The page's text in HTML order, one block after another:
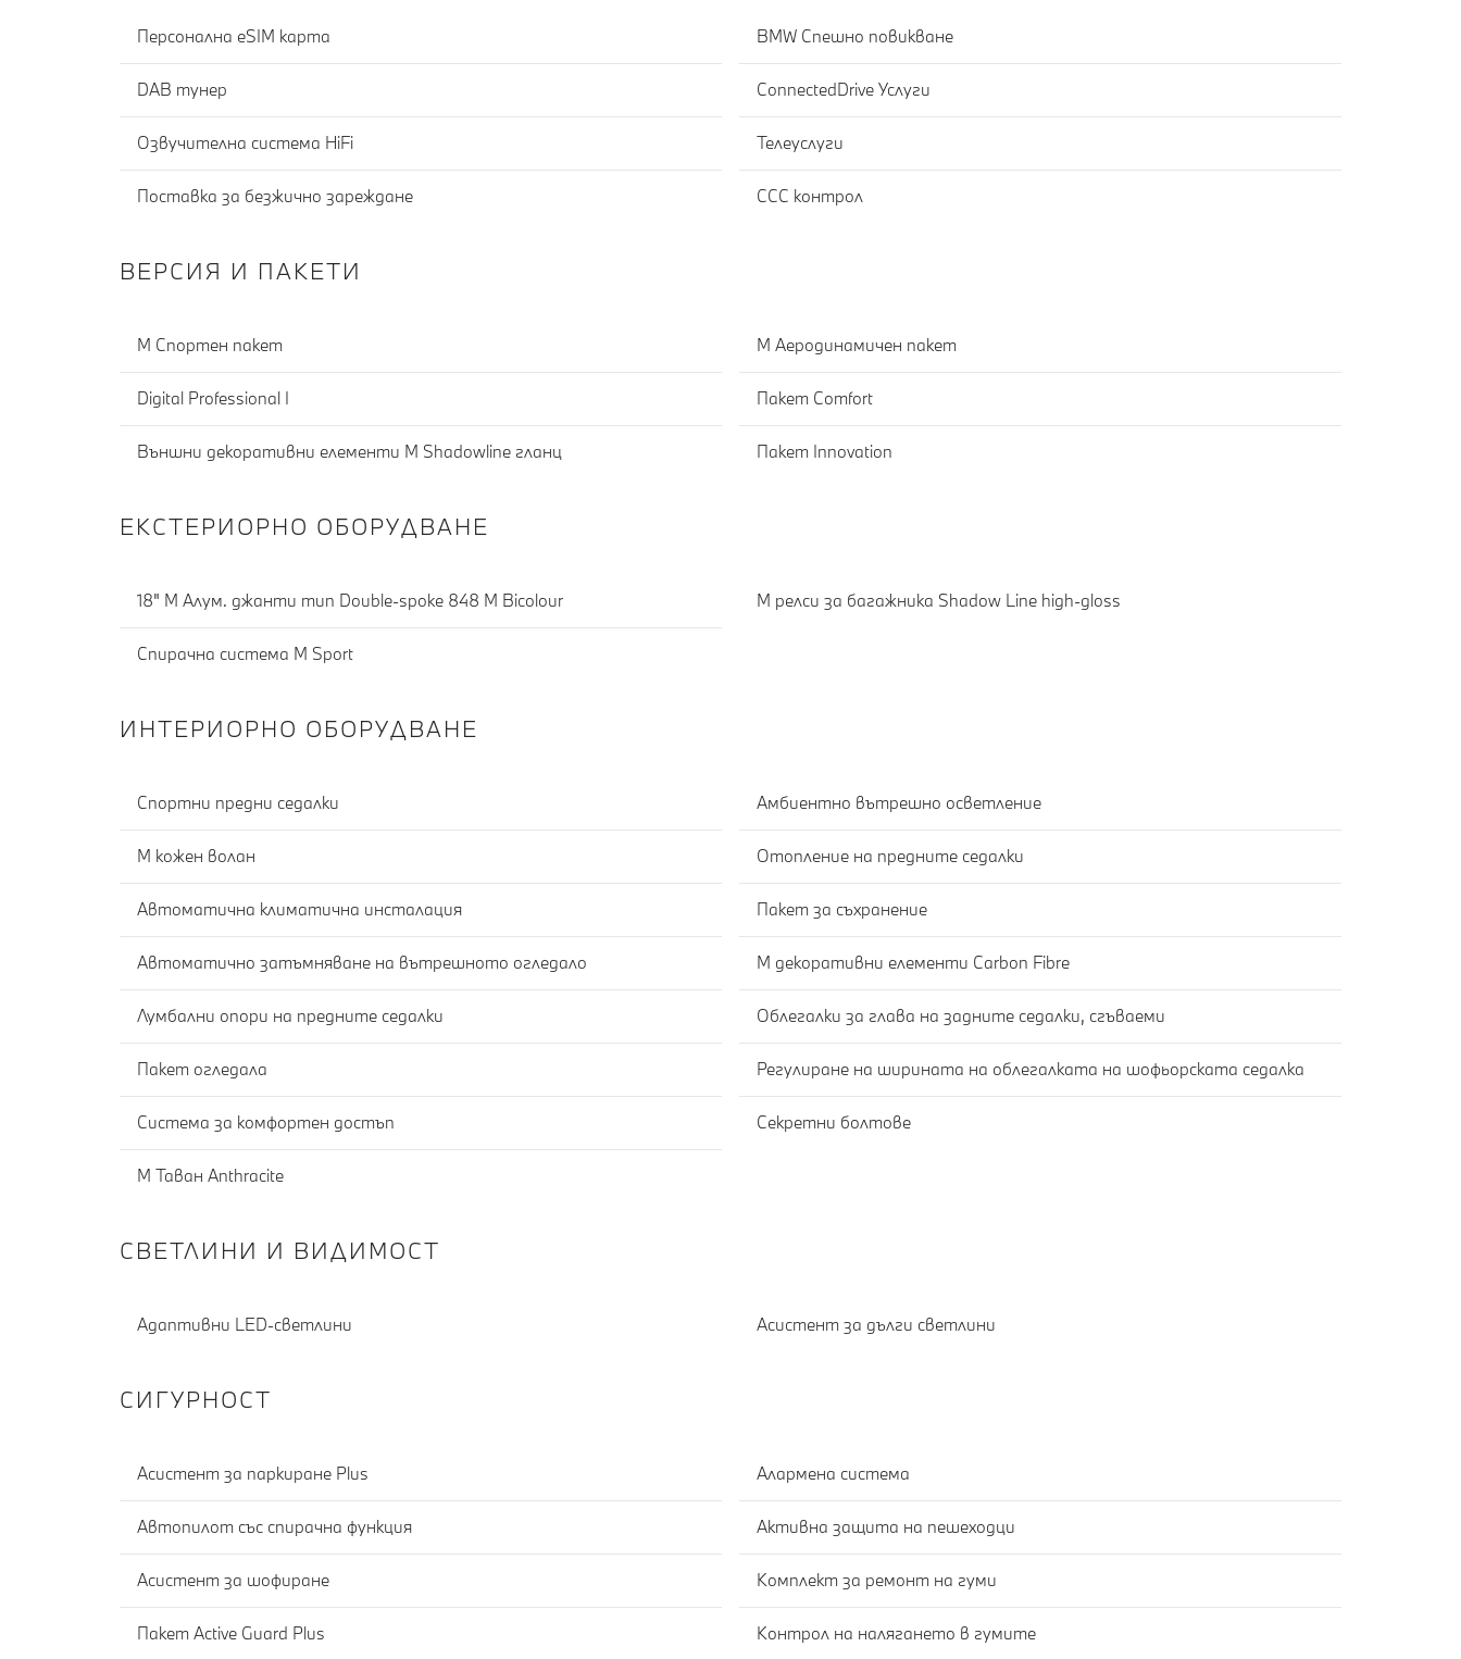
Персонална eSIM карта
DAB тунер
Озвучителна система HiFi
Поставка за безжично зареждане
BMW Спешно повикване
ConnectedDrive Услуги
Телеуслуги
CCC контрол
ВЕРСИЯ И ПАКЕТИ
М Спортен пакет
Digital Professional I
Външни декоративни елементи M Shadowline гланц
М Аеродинамичен пакет
Пакет Comfort
Пакет Innovation
ЕКСТЕРИОРНО ОБОРУДВАНЕ
18" M Алум. джанти тип Double-spoke 848 M Bicolour
Спирачна система M Sport
M релси за багажника Shadow Line high-gloss
ИНТЕРИОРНО ОБОРУДВАНЕ
Спортни предни седалки
M кожен волан
Автоматична климатична инсталация
Автоматично затъмняване на вътрешното огледало
Лумбални опори на предните седалки
Пакет огледала
Система за комфортен достъп
M Таван Anthracite
Амбиентно вътрешно осветление
Отопление на предните седалки
Пакет за съхранение
M декоративни елементи Carbon Fibre
Облегалки за глава на задните седалки, сгъваеми
Регулиране на ширината на облегалката на шофьорската седалка
Секретни болтове
СВЕТЛИНИ И ВИДИМОСТ
Адаптивни LED-светлини Асистент за дълги светлини
СИГУРНОСТ
Асистент за паркиране Plus
Автопилот със спирачна функция
Асистент за шофиране
Пакет Active Guard Plus
Алармена система
Активна защита на пешеходци
Комплект за ремонт на гуми
Контрол на налягането в гумите